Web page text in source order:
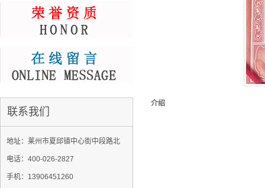
联系我们
地址：莱州市夏邱镇中心街中段路北
电话：400-026-2827
手机：13906451260
介绍